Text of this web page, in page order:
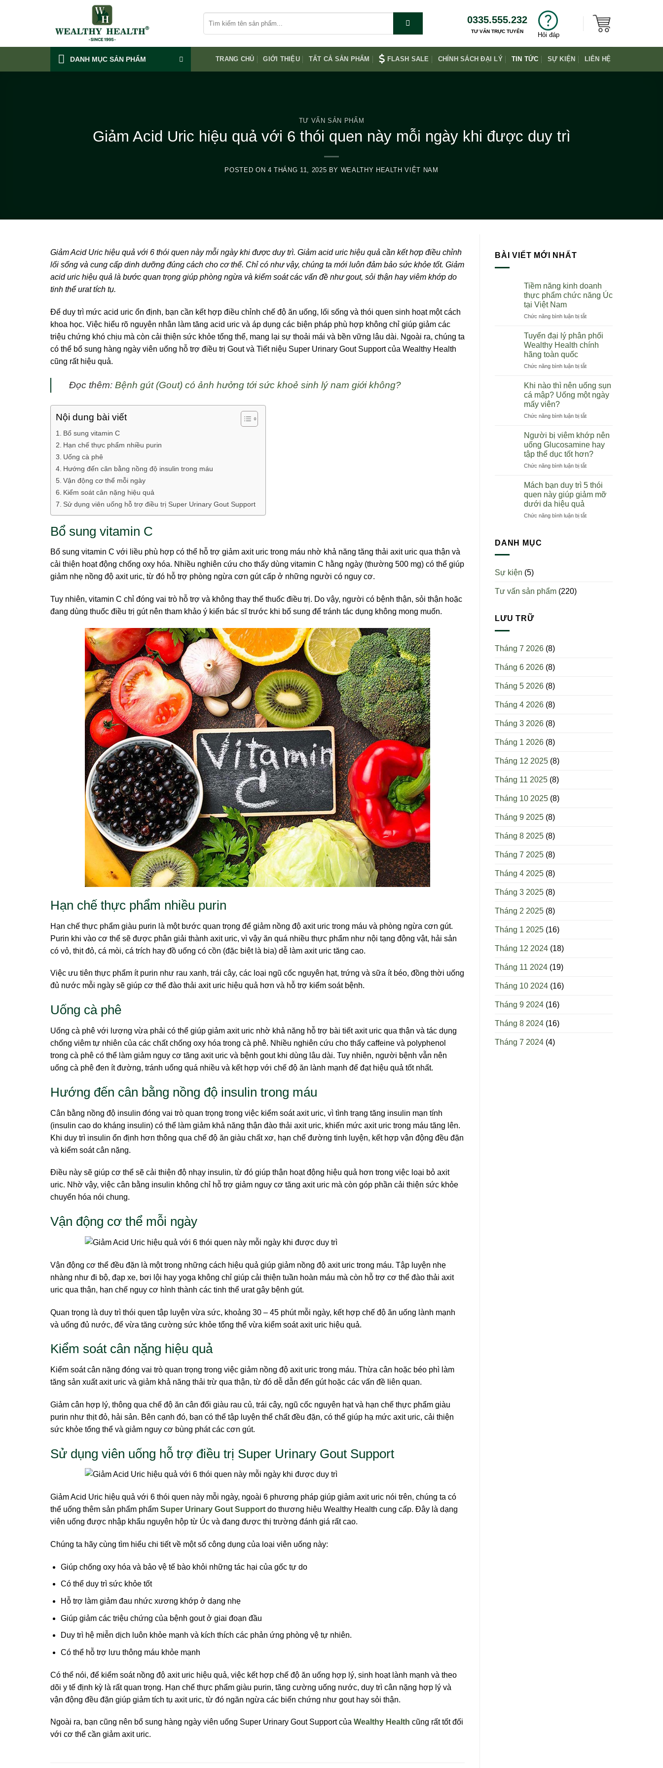
kiếm:
0335.555.232
TƯ VẤN TRỰC TUYẾN Hỏi đáp
DANH MỤC SẢN PHẨM TRANG CHỦ GIỚI THIỆU TẤT CẢ SẢN PHẨM FLASH SALE CHÍNH SÁCH ĐẠI LÝ TIN TỨC SỰ KIỆN LIÊN HỆ
TƯ VẤN SẢN PHẨM
Giảm Acid Uric hiệu quả với 6 thói quen này mỗi ngày khi được duy trì
POSTED ON 4 THÁNG 11, 2025 BY WEALTHY HEALTH VIỆT NAM
Giảm Acid Uric hiệu quả với 6 thói quen này mỗi ngày khi được duy trì. Giảm acid uric hiệu quả cần kết hợp điều chỉnh
lối sống và cung cấp dinh dưỡng đúng cách cho cơ thể. Chỉ có như vậy, chúng ta mới luôn đảm bảo sức khỏe tốt. Giảm
acid uric hiệu quả là bước quan trọng giúp phòng ngừa và kiểm soát các vấn đề như gout, sỏi thận hay viêm khớp do
tinh thể urat tích tụ.
Để duy trì mức acid uric ổn định, bạn cần kết hợp điều chỉnh chế độ ăn uống, lối sống và thói quen sinh hoạt một cách
khoa học. Việc hiểu rõ nguyên nhân làm tăng acid uric và áp dụng các biện pháp phù hợp không chỉ giúp giảm các
triệu chứng khó chịu mà còn cải thiện sức khỏe tổng thể, mang lại sự thoải mái và bền vững lâu dài. Ngoài ra, chúng ta
có thể bổ sung hàng ngày viên uống hỗ trợ điều trị Gout và Tiết niệu Super Urinary Gout Support của Wealthy Health
cũng rất hiệu quả.
Đọc thêm: Bệnh gút (Gout) có ảnh hưởng tới sức khoẻ sinh lý nam giới không?
Nội dung bài viết
Bổ sung vitamin C
Hạn chế thực phẩm nhiều purin
Uống cà phê
Hướng đến cân bằng nồng độ insulin trong máu
Vận động cơ thể mỗi ngày
Kiểm soát cân nặng hiệu quả
Sử dụng viên uống hỗ trợ điều trị Super Urinary Gout Support
Bổ sung vitamin C
Bổ sung vitamin C với liều phù hợp có thể hỗ trợ giảm axit uric trong máu nhờ khả năng tăng thải axit uric qua thận và
cải thiện hoạt động chống oxy hóa. Nhiều nghiên cứu cho thấy dùng vitamin C hằng ngày (thường 500 mg) có thể giúp
giảm nhẹ nồng độ axit uric, từ đó hỗ trợ phòng ngừa cơn gút cấp ở những người có nguy cơ.
Tuy nhiên, vitamin C chỉ đóng vai trò hỗ trợ và không thay thế thuốc điều trị. Do vậy, người có bệnh thận, sỏi thận hoặc
đang dùng thuốc điều trị gút nên tham khảo ý kiến bác sĩ trước khi bổ sung để tránh tác dụng không mong muốn.
Hạn chế thực phẩm nhiều purin
Hạn chế thực phẩm giàu purin là một bước quan trọng để giảm nồng độ axit uric trong máu và phòng ngừa cơn gút.
Purin khi vào cơ thể sẽ được phân giải thành axit uric, vì vậy ăn quá nhiều thực phẩm như nội tạng động vật, hải sản
có vỏ, thịt đỏ, cá mòi, cá trích hay đồ uống có cồn (đặc biệt là bia) dễ làm axit uric tăng cao.
Việc ưu tiên thực phẩm ít purin như rau xanh, trái cây, các loại ngũ cốc nguyên hạt, trứng và sữa ít béo, đồng thời uống
đủ nước mỗi ngày sẽ giúp cơ thể đào thải axit uric hiệu quả hơn và hỗ trợ kiểm soát bệnh.
Uống cà phê
Uống cà phê với lượng vừa phải có thể giúp giảm axit uric nhờ khả năng hỗ trợ bài tiết axit uric qua thận và tác dụng
chống viêm tự nhiên của các chất chống oxy hóa trong cà phê. Nhiều nghiên cứu cho thấy caffeine và polyphenol
trong cà phê có thể làm giảm nguy cơ tăng axit uric và bệnh gout khi dùng lâu dài. Tuy nhiên, người bệnh vẫn nên
uống cà phê đen ít đường, tránh uống quá nhiều và kết hợp với chế độ ăn lành mạnh để đạt hiệu quả tốt nhất.
Hướng đến cân bằng nồng độ insulin trong máu
Cân bằng nồng độ insulin đóng vai trò quan trọng trong việc kiểm soát axit uric, vì tình trạng tăng insulin mạn tính
(insulin cao do kháng insulin) có thể làm giảm khả năng thận đào thải axit uric, khiến mức axit uric trong máu tăng lên.
Khi duy trì insulin ổn định hơn thông qua chế độ ăn giàu chất xơ, hạn chế đường tinh luyện, kết hợp vận động đều đặn
và kiểm soát cân nặng.
Điều này sẽ giúp cơ thể sẽ cải thiện độ nhạy insulin, từ đó giúp thận hoạt động hiệu quả hơn trong việc loại bỏ axit
uric. Nhờ vậy, việc cân bằng insulin không chỉ hỗ trợ giảm nguy cơ tăng axit uric mà còn góp phần cải thiện sức khỏe
chuyển hóa nói chung.
Vận động cơ thể mỗi ngày
Vận động cơ thể đều đặn là một trong những cách hiệu quả giúp giảm nồng độ axit uric trong máu. Tập luyện nhẹ
nhàng như đi bộ, đạp xe, bơi lội hay yoga không chỉ giúp cải thiện tuần hoàn máu mà còn hỗ trợ cơ thể đào thải axit
uric qua thận, hạn chế nguy cơ hình thành các tinh thể urat gây bệnh gút.
Quan trọng là duy trì thói quen tập luyện vừa sức, khoảng 30 – 45 phút mỗi ngày, kết hợp chế độ ăn uống lành mạnh
và uống đủ nước, để vừa tăng cường sức khỏe tổng thể vừa kiểm soát axit uric hiệu quả.
Kiểm soát cân nặng hiệu quả
Kiểm soát cân nặng đóng vai trò quan trọng trong việc giảm nồng độ axit uric trong máu. Thừa cân hoặc béo phì làm
tăng sản xuất axit uric và giảm khả năng thải trừ qua thận, từ đó dễ dẫn đến gút hoặc các vấn đề liên quan.
Giảm cân hợp lý, thông qua chế độ ăn cân đối giàu rau củ, trái cây, ngũ cốc nguyên hạt và hạn chế thực phẩm giàu
purin như thịt đỏ, hải sản. Bên cạnh đó, bạn có thể tập luyện thể chất đều đặn, có thể giúp hạ mức axit uric, cải thiện
sức khỏe tổng thể và giảm nguy cơ bùng phát các cơn gút.
Sử dụng viên uống hỗ trợ điều trị Super Urinary Gout Support
Giảm Acid Uric hiệu quả với 6 thói quen này mỗi ngày, ngoài 6 phương pháp giúp giảm axit uric nói trên, chúng ta có
thể uống thêm sản phẩm phẩm Super Urinary Gout Support do thương hiệu Wealthy Health cung cấp. Đây là dạng
viên uống được nhập khẩu nguyên hộp từ Úc và đang được thị trường đánh giá rất cao.
Chúng ta hãy cùng tìm hiểu chi tiết về một số công dụng của loại viên uống này:
Giúp chống oxy hóa và bảo vệ tế bào khỏi những tác hại của gốc tự do
Có thể duy trì sức khỏe tốt
Hỗ trợ làm giảm đau nhức xương khớp ở dạng nhẹ
Giúp giảm các triệu chứng của bệnh gout ở giai đoạn đầu
Duy trì hệ miễn dịch luôn khỏe mạnh và kích thích các phản ứng phòng vệ tự nhiên.
Có thể hỗ trợ lưu thông máu khỏe mạnh
Có thể nói, để kiểm soát nồng độ axit uric hiệu quả, việc kết hợp chế độ ăn uống hợp lý, sinh hoạt lành mạnh và theo
dõi y tế định kỳ là rất quan trọng. Hạn chế thực phẩm giàu purin, tăng cường uống nước, duy trì cân nặng hợp lý và
vận động đều đặn giúp giảm tích tụ axit uric, từ đó ngăn ngừa các biến chứng như gout hay sỏi thận.
Ngoài ra, bạn cũng nên bổ sung hàng ngày viên uống Super Urinary Gout Support của Wealthy Health cũng rất tốt đối
với cơ thể cần giảm axit uric.
BÀI VIẾT MỚI NHẤT
Tiềm năng kinh doanh
thực phẩm chức năng Úc
tại Việt Nam
Chức năng bình luận bị tắtở
năng
kinh
doanh
phẩm
năng
Úc
tại
Nam
Tuyển đại lý phân phối
Wealthy Health chính
hãng toàn quốc
Chức năng bình luận bị tắtở
đại
lý
phân
Wealthy
chính
hãng
toàn
quốc
Khi nào thì nên uống sụn
cá mập? Uống một ngày
mấy viên?
Chức năng bình luận bị tắtở
nào
thì
nên
uống
sụn
mập?
một
mấy
Người bị viêm khớp nên
uống Glucosamine hay
tập thể dục tốt hơn?
Chức năng bình luận bị tắtở
bị
khớp
uống
Mách bạn duy trì 5 thói
quen này giúp giảm mỡ
dưới da hiệu quả
Chức năng bình luận bị tắtở
DANH MỤC
Sự kiện (5)
Tư vấn sản phẩm (220)
LƯU TRỮ
Tháng 7 2026 (8)
Tháng 6 2026 (8)
Tháng 5 2026 (8)
Tháng 4 2026 (8)
Tháng 3 2026 (8)
Tháng 1 2026 (8)
Tháng 12 2025 (8)
Tháng 11 2025 (8)
Tháng 10 2025 (8)
Tháng 9 2025 (8)
Tháng 8 2025 (8)
Tháng 7 2025 (8)
Tháng 4 2025 (8)
Tháng 3 2025 (8)
Tháng 2 2025 (8)
Tháng 1 2025 (16)
Tháng 12 2024 (18)
Tháng 11 2024 (19)
Tháng 10 2024 (16)
Tháng 9 2024 (16)
Tháng 8 2024 (16)
Tháng 7 2024 (4)